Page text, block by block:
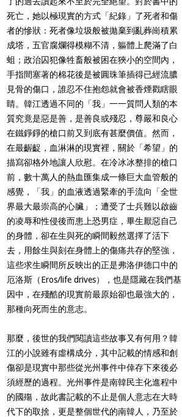
死亡，她以極現實的方式「紀錄」了死者和傷
者的慘狀：死者像垃圾般被拋棄到亂葬崗積累
成塔，五官腐爛得模糊不清，軀體上爬滿了白
蛆；政治囚犯像牲畜般被困在狹小的空間內，
手指間塞著的棉花後是被圓珠筆插得已經流膿
見骨的傷口，誰忍不住抱怨就會被香煙戳瞎眼
睛。韓江透過不同的「我」一一質問人類的本
質究竟是惡是善，是善良或殘忍，尊嚴和良心
在鐵錚錚的槍口前又到底有甚麼價值。然而，
在最齷齪，血淋淋的現實裡，關於「希望」的
描寫卻格外地讓人欣慰。在冷冰冰整排的槍口
前，數十萬人的熱血匯集成一條巨大血管般的
感覺，「我」的血液透過緊牽的手流向「全世
界最大最崇高的心臟」；遭受了士兵難以啟齒
的凌辱和性侵後而患上恐男症，畢生厭惡自己
的身體，卻在生與死的瞬間毅然選擇了活下
去，用餘生與刻在身體上的傷痛共存的堅強，
這些求生瞬間所反映出的正是弗洛伊德口中的
厄洛斯（Eros/life drives），也是隱藏在我們基
因中，在殘酷的現實前最原始卻也最強大的，
那種向死而生的意志。
那麼，後世的我們閱讀這些故事又有何用？韓
江的小說雖有虛構成分，其中記載的情感和創
傷卻是現實中那些從光州事件中倖存下來後必
須經歷的過程。光州事件是南韓民主化進程中
的國殤，故此書記載的不止是個人意志在大時
代下的取捨，更是整個世代的南韓人，乃至於